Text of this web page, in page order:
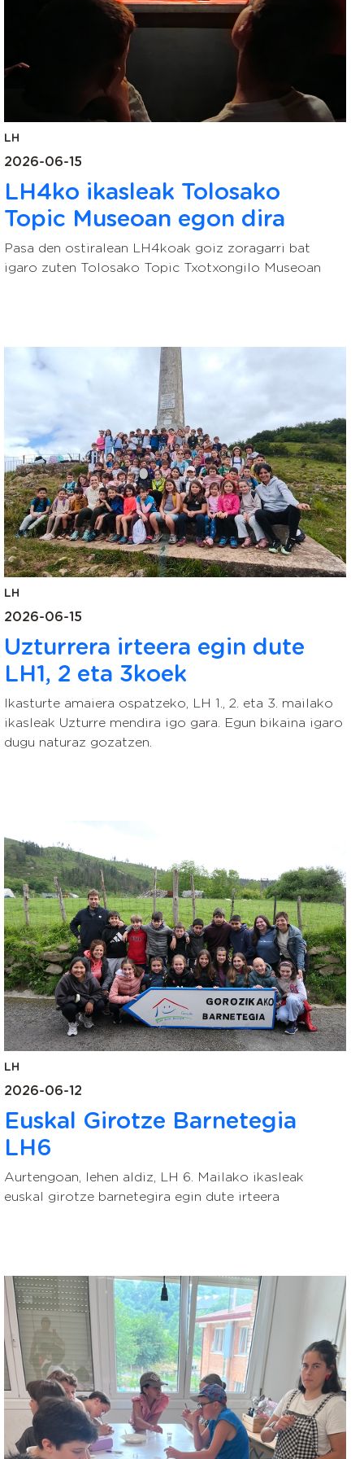
LH
2026-06-15
LH4ko ikasleak Tolosako
Topic Museoan egon dira
Pasa den ostiralean LH4koak goiz zoragarri bat
igaro zuten Tolosako Topic Txotxongilo Museoan
LH
2026-06-15
Uzturrera irteera egin dute
LH1, 2 eta 3koek
Ikasturte amaiera ospatzeko, LH 1., 2. eta 3. mailako
ikasleak Uzturre mendira igo gara. Egun bikaina igaro
dugu naturaz gozatzen.
LH
2026-06-12
Euskal Girotze Barnetegia
LH6
Aurtengoan, lehen aldiz, LH 6. Mailako ikasleak
euskal girotze barnetegira egin dute irteera